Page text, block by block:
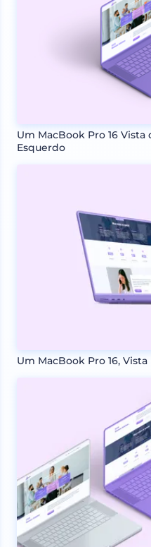
Um MacBook Pro 16
Esquerdo
Um MacBook Pro 16,